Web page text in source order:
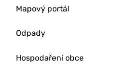
Mapový portál
Odpady
Hospodaření obce